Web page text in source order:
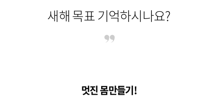
새해 목표 기억하시나요?
멋진 몸만들기!